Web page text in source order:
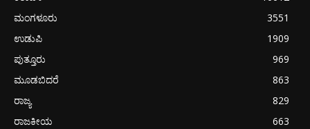
ಮಂಗಳೂರು
3551
ಉಡುಪಿ
1909
ಪುತ್ತೂರು
969
ಮೂಡಬಿದರೆ
863
ರಾಜ್ಯ
829
ರಾಜಕೀಯ
663